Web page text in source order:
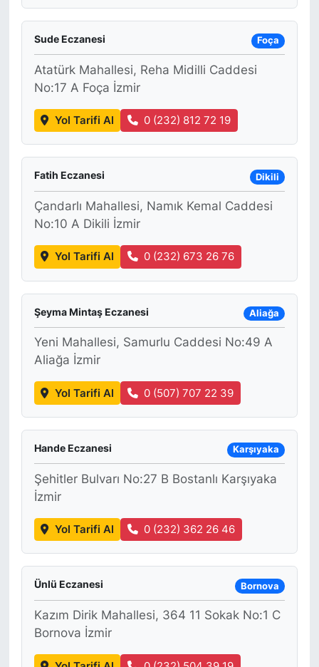
Sude Eczanesi Foça
Atatürk Mahallesi, Reha Midilli Caddesi
No:17 A Foça İzmir
Yol Tarifi Al 0 (232) 812 72 19
Fatih Eczanesi Dikili
Çandarlı Mahallesi, Namık Kemal Caddesi
No:10 A Dikili İzmir
Yol Tarifi Al 0 (232) 673 26 76
Şeyma Mintaş Eczanesi Aliağa
Yeni Mahallesi, Samurlu Caddesi No:49 A
Aliağa İzmir
Yol Tarifi Al 0 (507) 707 22 39
Hande Eczanesi Karşıyaka
Şehitler Bulvarı No:27 B Bostanlı Karşıyaka
İzmir
Yol Tarifi Al 0 (232) 362 26 46
Ünlü Eczanesi Bornova
Kazım Dirik Mahallesi, 364 11 Sokak No:1 C
Bornova İzmir